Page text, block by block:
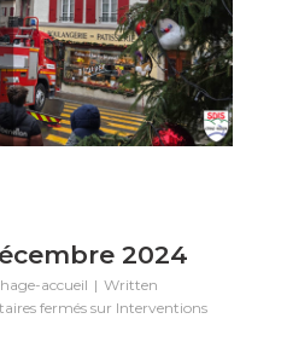
2024
accueil
Written
fermés sur Interventions